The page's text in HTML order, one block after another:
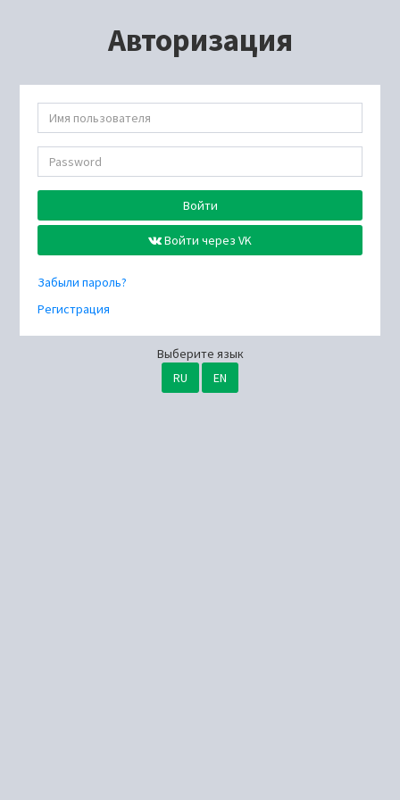
Авторизация
Войти
Войти через VK
Забыли пароль?
Регистрация
Выберите язык